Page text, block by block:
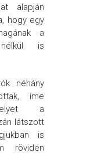
alapján
hogy egy
a
nélkül is
néhány
íme
a
látszott
is
röviden